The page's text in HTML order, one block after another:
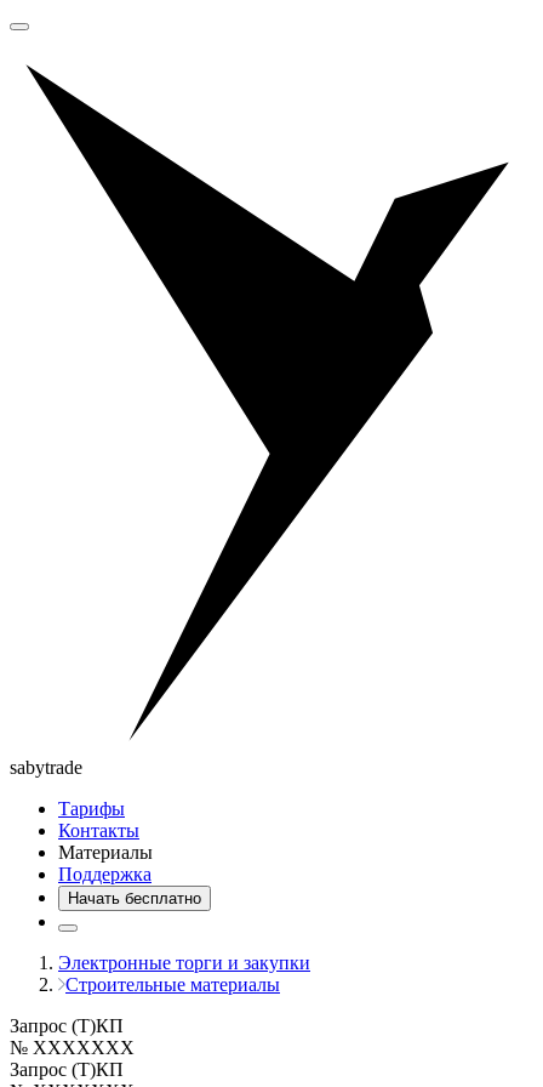
sabytrade
Тарифы
Контакты
Материалы
Поддержка
Начать бесплатно
Электронные торги и закупки
Строительные материалы
Запрос (Т)КП
№ XXXXXXX
Запрос (Т)КП